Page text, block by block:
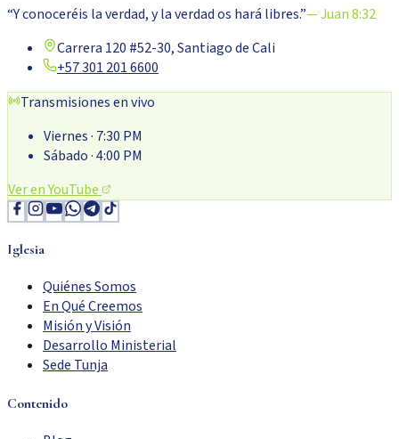
“Y conoceréis la verdad, y la verdad os hará libres.”— Juan 8:32
Carrera 120 #52-30, Santiago de Cali
+57 301 201 6600
Transmisiones en vivo
Viernes· 7:30 PM
Sábado· 4:00 PM
Ver en YouTube
Iglesia
Quiénes Somos
En Qué Creemos
Misión y Visión
Desarrollo Ministerial
Sede Tunja
Contenido